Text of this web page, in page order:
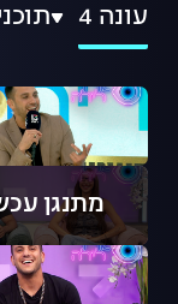
עונה 4
מתנגן